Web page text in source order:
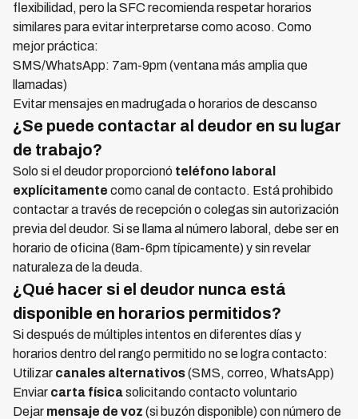
flexibilidad, pero la SFC recomienda respetar horarios
similares para evitar interpretarse como acoso. Como
mejor práctica:
SMS/WhatsApp: 7am-9pm (ventana más amplia que
llamadas)
Evitar mensajes en madrugada o horarios de descanso
¿Se puede contactar al deudor en su lugar
de trabajo?
Solo si el deudor proporcionó teléfono laboral
explícitamente como canal de contacto. Está prohibido
contactar a través de recepción o colegas sin autorización
previa del deudor. Si se llama al número laboral, debe ser en
horario de oficina (8am-6pm típicamente) y sin revelar
naturaleza de la deuda.
¿Qué hacer si el deudor nunca está
disponible en horarios permitidos?
Si después de múltiples intentos en diferentes días y
horarios dentro del rango permitido no se logra contacto:
Utilizar canales alternativos(SMS, correo, WhatsApp)
Enviar carta físicasolicitando contacto voluntario
Dejar mensaje de voz (si buzón disponible) con número de